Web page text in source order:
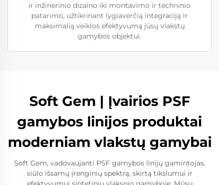
ir inžinerinio dizaino iki montavimo ir techninio
patarimo, užtikrinant lygiaverčią integraciją ir
maksimalią veiklos efektyvumą jūsų vlakstų
gamybos objektui.
Soft Gem | Įvairios PSF
gamybos linijos produktai
moderniam vlakstų gamybai
Soft Gem, vadovaujanti PSF gamybos linijų gamintojas,
siūlo išsamų įrenginių spektrą, skirtą tikslumui ir